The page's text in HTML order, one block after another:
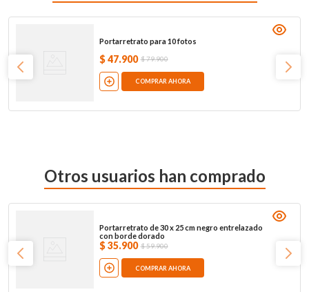
Portarretrato para 10 fotos
$ 47.900 $79.900
COMPRAR AHORA
Otros usuarios han comprado
Portarretrato de 30 x 25 cm negro entrelazado
con borde dorado
$ 35.900 $59.900
COMPRAR AHORA